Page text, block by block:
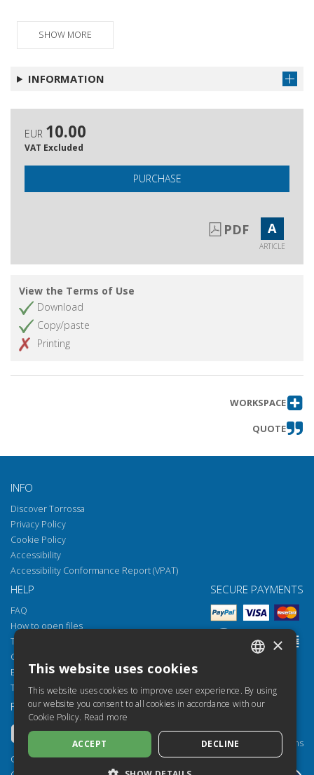
SHOW MORE
INFORMATION
EUR 10.00
VAT Excluded
PURCHASE
PDF A
ARTICLE
View the Terms of Use
Download
Copy/paste
Printing
WORKSPACE
QUOTE
INFO
Discover Torrossa
Privacy Policy
Cookie Policy
Accessibility
Accessibility Conformance Report (VPAT)
HELP
FAQ
How to open files
Torrossa Reader
Copyright obligations
Email: helpdesk@torrossa.com
Tel: +39 055 5018800
SECURE PAYMENTS
FOLLOW US
Copyright 2000-2026
OUR RESOURCES
Torrossa for Institutions
Torrossa Open
SPANISH
×
This website uses cookies
This website uses cookies to improve user experience. By using
our website you consent to all cookies in accordance with our
Cookie Policy. Read more
ACCEPT DECLINE